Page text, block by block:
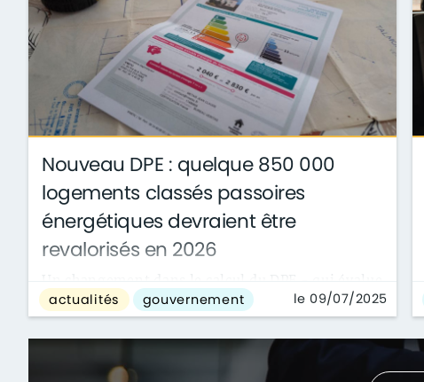
Nouveau DPE : quelque 850 000
logements classés passoires
énergétiques devraient être
revalorisés en 2026
l’isolation des logements - a été annoncé par le
gouvernement ce 9 juillet. Un des...
actualités gouvernement le 09/07/2025